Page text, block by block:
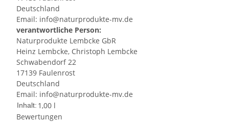
Deutschland
Email: info@naturprodukte-mv.de
verantwortliche Person:
Naturprodukte Lembcke GbR
Heinz Lembcke, Christoph Lembcke
Schwabendorf 22
17139 Faulenrost
Deutschland
Email: info@naturprodukte-mv.de
Inhalt: 1,00 l
Bewertungen